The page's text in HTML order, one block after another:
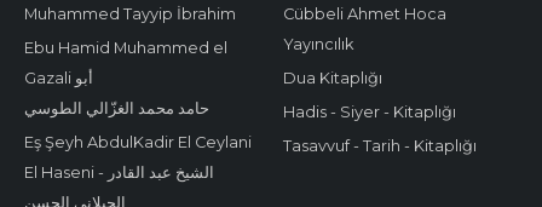
Muhammed Tayyip İbrahim
Ebu Hamid Muhammed el
Gazali أبو
حامد محمد الغزّالي الطوسي
Eş Şeyh AbdulKadir El Ceylani
El Haseni - الشيخ عبد القادر
الجيلاني الحسن
Cübbeli Ahmet Hoca
Yayıncılık
Dua Kitaplığı
Hadis - Siyer - Kitaplığı
Tasavvuf - Tarih - Kitaplığı